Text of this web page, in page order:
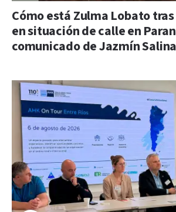
Cómo está Zulma Lobato
en situación de calle en
comunicado de Jazmín